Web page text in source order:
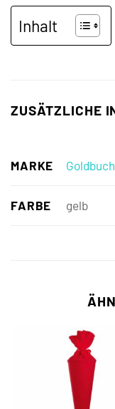
Inhalt
ZUSÄTZLICHE
MARKE Goldbuch
FARBE gelb